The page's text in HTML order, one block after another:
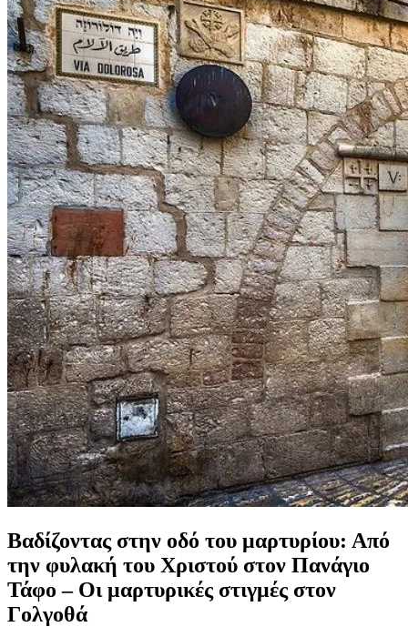
Βαδίζοντας στην οδό του μαρτυρίου: Από
την φυλακή του Χριστού στον Πανάγιο
Τάφο – Οι μαρτυρικές στιγμές στον
Γολγοθά